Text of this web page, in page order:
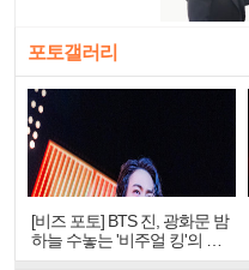
포토갤러리
[비즈 포토] BTS 진, 광화문 밤
하늘 수놓는 '비주얼 킹'의 열
창